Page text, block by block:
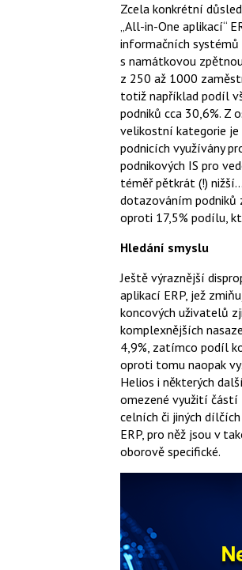
Zcela konkrétní
„All-in-One aplikací“
informačních
s namátkovou
z 250 až 1000
totiž například podíl
podniků cca 30,6%. Z
velikostní kategorie je
podnicích využívány
podnikových IS pro
téměř pětkrát (!)
dotazováním podniků
oproti 17,5% podílu,
Hledání smyslu
Ještě výraznější
aplikací ERP, jež
koncových uživatelů
komplexnějších
4,9%, zatímco podíl
oproti tomu naopak
Helios i některých
omezené využití částí
celních či jiných
ERP, pro něž jsou v
oborově specifické.